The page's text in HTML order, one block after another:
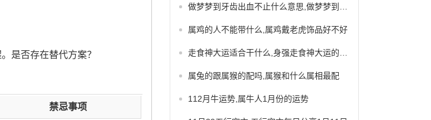
是否存在替代方案？
禁忌事项
属鸡的人不能带什么,属鸡戴老虎饰品好不好
属兔的跟属猴的配吗,属猴和什么属相最配
112月牛运势,属牛人1月份的运势